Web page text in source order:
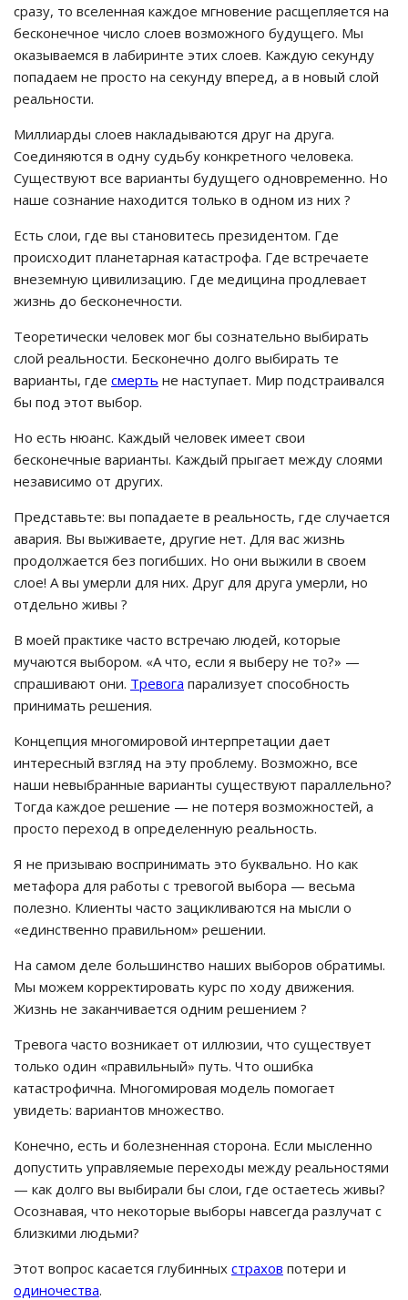
сразу, то вселенная каждое мгновение расщепляется на
бесконечное число слоев возможного будущего. Мы
оказываемся в лабиринте этих слоев. Каждую секунду
попадаем не просто на секунду вперед, а в новый слой
реальности.
Миллиарды слоев накладываются друг на друга.
Соединяются в одну судьбу конкретного человека.
Существуют все варианты будущего одновременно. Но
наше сознание находится только в одном из них ?
Есть слои, где вы становитесь президентом. Где
происходит планетарная катастрофа. Где встречаете
внеземную цивилизацию. Где медицина продлевает
жизнь до бесконечности.
Теоретически человек мог бы сознательно выбирать
слой реальности. Бесконечно долго выбирать те
варианты, где смерть не наступает. Мир подстраивался
бы под этот выбор.
Но есть нюанс. Каждый человек имеет свои
бесконечные варианты. Каждый прыгает между слоями
независимо от других.
Представьте: вы попадаете в реальность, где случается
авария. Вы выживаете, другие нет. Для вас жизнь
продолжается без погибших. Но они выжили в своем
слое! А вы умерли для них. Друг для друга умерли, но
отдельно живы ?
В моей практике часто встречаю людей, которые
мучаются выбором. «А что, если я выберу не то?» —
спрашивают они. Тревога парализует способность
принимать решения.
Концепция многомировой интерпретации дает
интересный взгляд на эту проблему. Возможно, все
наши невыбранные варианты существуют параллельно?
Тогда каждое решение — не потеря возможностей, а
просто переход в определенную реальность.
Я не призываю воспринимать это буквально. Но как
метафора для работы с тревогой выбора — весьма
полезно. Клиенты часто зацикливаются на мысли о
«единственно правильном» решении.
На самом деле большинство наших выборов обратимы.
Мы можем корректировать курс по ходу движения.
Жизнь не заканчивается одним решением ?
Тревога часто возникает от иллюзии, что существует
только один «правильный» путь. Что ошибка
катастрофична. Многомировая модель помогает
увидеть: вариантов множество.
Конечно, есть и болезненная сторона. Если мысленно
допустить управляемые переходы между реальностями
— как долго вы выбирали бы слои, где остаетесь живы?
Осознавая, что некоторые выборы навсегда разлучат с
близкими людьми?
Этот вопрос касается глубинных страхов потери и
одиночества.